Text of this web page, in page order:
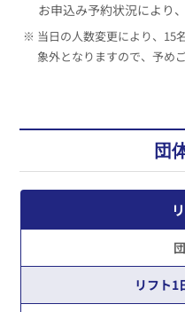
お申込み予約状況により
※ 当日の人数変更により、15
象外となりますので、予め
団
リフト1